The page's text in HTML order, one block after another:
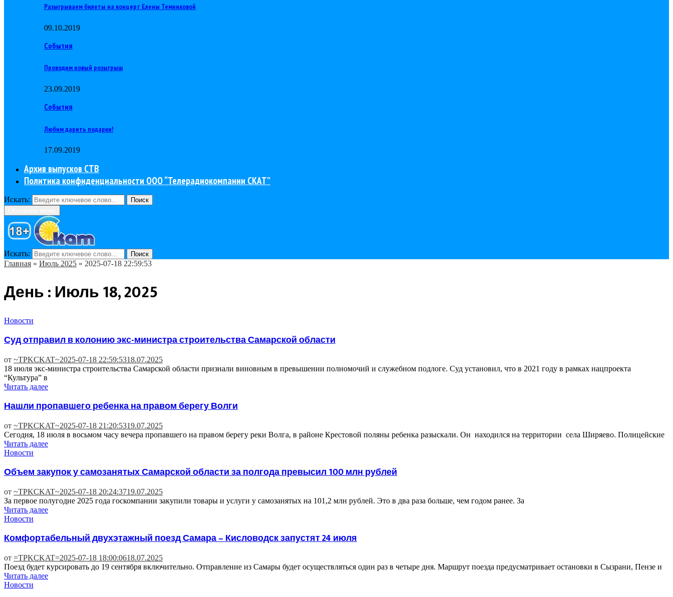
Разыгрываем билеты на концерт Елены Темниковой
09.10.2019
События
Проводим новый розыгрыш
23.09.2019
События
Любим дарить подарки!
17.09.2019
Архив выпусков СТВ
Политика конфиденциальности ООО “Телерадиокомпании СКАТ”
Искать:
Поиск
Искать: Поиск
Главная » Июль 2025 » 2025-07-18 22:59:53
День : Июль 18, 2025
Новости
Суд отправил в колонию экс-министра строительства Самарской области
от ~TPKCKAT~2025-07-18 22:59:5318.07.2025
18 июля экс-министра строительства Самарской области признали виновным в превышении полномочий и служебном подлоге. Суд установил, что в 2021 году в рамках нацпроекта
“Культура” в
Читать далее
Нашли пропавшего ребенка на правом берегу Волги
от ~TPKCKAT~2025-07-18 21:20:5319.07.2025
Сегодня, 18 июля в восьмом часу вечера пропавшего на правом берегу реки Волга, в районе Крестовой поляны ребенка разыскали. Он находился на территории села Ширяево. Полицейские
Читать далее
Новости
Объем закупок у самозанятых Самарской области за полгода превысил 100 млн рублей
от ~TPKCKAT~2025-07-18 20:24:3719.07.2025
За первое полугодие 2025 года госкомпании закупили товары и услуги у самозанятых на 101,2 млн рублей. Это в два раза больше, чем годом ранее. За
Читать далее
Новости
Комфортабельный двухэтажный поезд Самара – Кисловодск запустят 24 июля
от =TPKCKAT=2025-07-18 18:00:0618.07.2025
Поезд будет курсировать до 19 сентября включительно. Отправление из Самары будет осуществляться один раз в четыре дня. Маршрут поезда предусматривает остановки в Сызрани, Пензе и
Читать далее
Новости